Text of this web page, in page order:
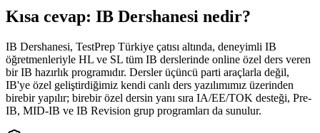
Kısa cevap: IB Dershanesi nedir?
IB Dershanesi, TestPrep Türkiye çatısı altında, deneyimli IB
öğretmenleriyle HL ve SL tüm IB derslerinde online özel ders veren
bir IB hazırlık programıdır. Dersler üçüncü parti araçlarla değil,
IB'ye özel geliştirdiğimiz kendi canlı ders yazılımımız üzerinden
birebir yapılır; birebir özel dersin yanı sıra IA/EE/TOK desteği, Pre-
IB, MID-IB ve IB Revision grup programları da sunulur.